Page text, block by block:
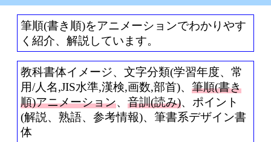
筆順(書き順)をアニメーションでわかりやす
く紹介、解説しています。
教科書体イメージ、文字分類(学習年度、常
用/人名,JIS水準,漢検,画数,部首)、 筆順(書き
順)アニメーション、 音訓(読み)、ポイント
(解説、熟語、参考情報)、筆書系デザイン書
体